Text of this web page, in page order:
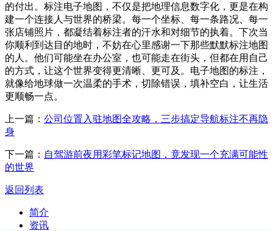
的付出。标注电子地图，不仅是把地理信息数字化，更是在构
建一个连接人与世界的桥梁。每一个坐标、每一条路况、每一
张店铺照片，都凝结着标注者的汗水和对细节的执着。下次当
你顺利到达目的地时，不妨在心里感谢一下那些默默标注地图
的人。他们可能坐在办公室，也可能走在街头，但都在用自己
的方式，让这个世界变得更清晰、更可及。电子地图的标注，
就像给地球做一次温柔的手术，切除错误，填补空白，让生活
更顺畅一点。
上一篇： 公司位置入驻地图全攻略，三步搞定导航标注不再隐
身
下一篇： 自驾游前夜用彩笔标记地图，竟发现一个充满可能性
的世界
返回列表
简介
资讯